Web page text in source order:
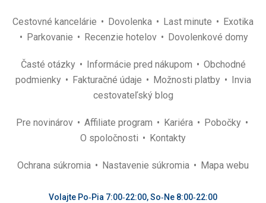
Cestovné kancelárie Dovolenka Last minute
Exotika
Parkovanie
Recenzie hotelov Dovolenkové domy
Časté otázky Informácie pred nákupom
Obchodné
podmienky
Fakturačné údaje Možnosti platby
Invia
cestovateľský blog
Pre novinárov Affiliate program Kariéra
Pobočky
O spoločnosti
Kontakty
Ochrana súkromia Nastavenie súkromia Mapa webu
Volajte Po‑Pia 7:00‑22:00, So‑Ne 8:00‑22:00